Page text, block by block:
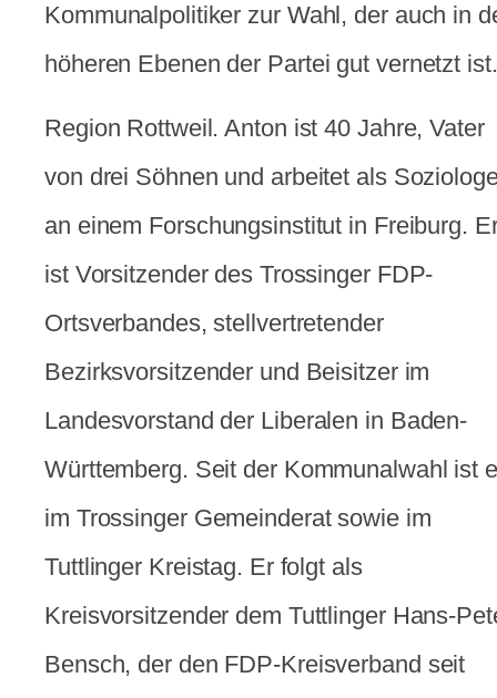
Kommunalpolitiker zur Wahl, der auch in
höheren Ebenen der Partei gut vernetzt ist.
Region Rottweil. Anton ist 40 Jahre, Vater
von drei Söhnen und arbeitet als
an einem Forschungsinstitut in Freiburg.
ist Vorsitzender des Trossinger FDP-
Ortsverbandes, stellvertretender
Bezirksvorsitzender und Beisitzer im
Landesvorstand der Liberalen in Baden-
Württemberg. Seit der Kommunalwahl ist
im Trossinger Gemeinderat sowie im
Tuttlinger Kreistag. Er folgt als
Kreisvorsitzender dem Tuttlinger Hans-
Bensch, der den FDP-Kreisverband seit